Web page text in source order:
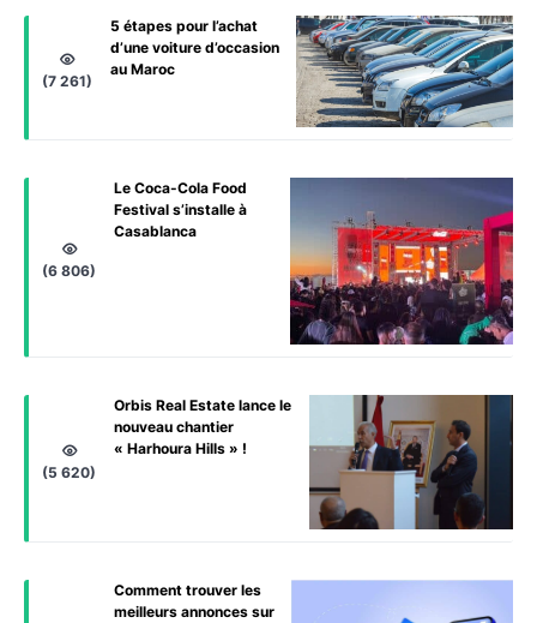
5 étapes pour l’achat
d’une voiture d’occasion
au Maroc
(7 261)
Le Coca-Cola Food
Festival s’installe à
Casablanca
(6 806)
Orbis Real Estate lance le
nouveau chantier
« Harhoura Hills » !
(5 620)
Comment trouver les
meilleurs annonces sur